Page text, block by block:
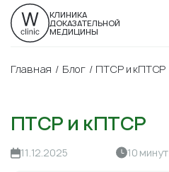
КЛИНИКА
ДОКАЗАТЕЛЬНОЙ
МЕДИЦИНЫ
Главная Блог ПТСР и кПТСР
ПТСР и кПТСР
11.12.2025 10 минут